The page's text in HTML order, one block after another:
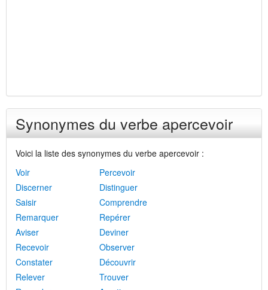
Synonymes du verbe apercevoir
Voici la liste des synonymes du verbe apercevoir :
Voir
Percevoir
Discerner
Distinguer
Saisir
Comprendre
Remarquer
Repérer
Aviser
Deviner
Recevoir
Observer
Constater
Découvrir
Relever
Trouver